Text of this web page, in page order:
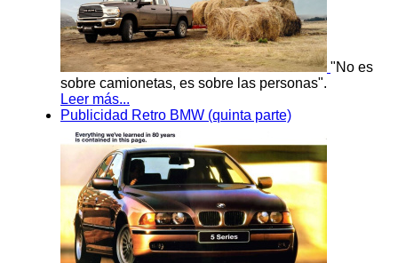
"No es
sobre camionetas, es sobre las personas".
Leer más...
Publicidad Retro BMW (quinta parte)